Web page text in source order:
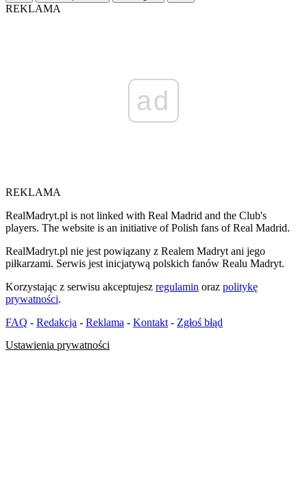
REKLAMA
ad
REKLAMA
RealMadryt.pl is not linked with Real Madrid and the Club's
players. The website is an initiative of Polish fans of Real Madrid.
RealMadryt.pl nie jest powiązany z Realem Madryt ani jego
piłkarzami. Serwis jest inicjatywą polskich fanów Realu Madryt.
Korzystając z serwisu akceptujesz regulamin oraz politykę
prywatności.
FAQ - Redakcja - Reklama - Kontakt - Zgłoś błąd
Ustawienia prywatności